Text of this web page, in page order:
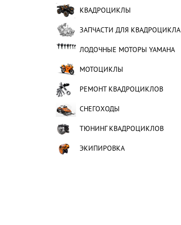
КВАДРОЦИКЛЫ
ЗАПЧАСТИ ДЛЯ КВАДРОЦИКЛА
ЛОДОЧНЫЕ МОТОРЫ YAMAHA
МОТОЦИКЛЫ
РЕМОНТ КВАДРОЦИКЛОВ
СНЕГОХОДЫ
ТЮНИНГ КВАДРОЦИКЛОВ
ЭКИПИРОВКА